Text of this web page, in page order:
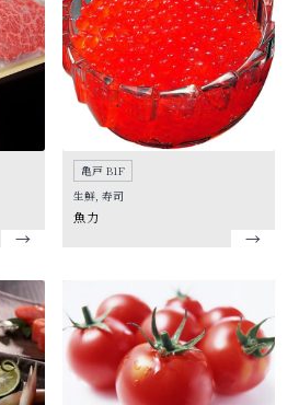
亀戸 B1F
生鮮, 寿司
魚力